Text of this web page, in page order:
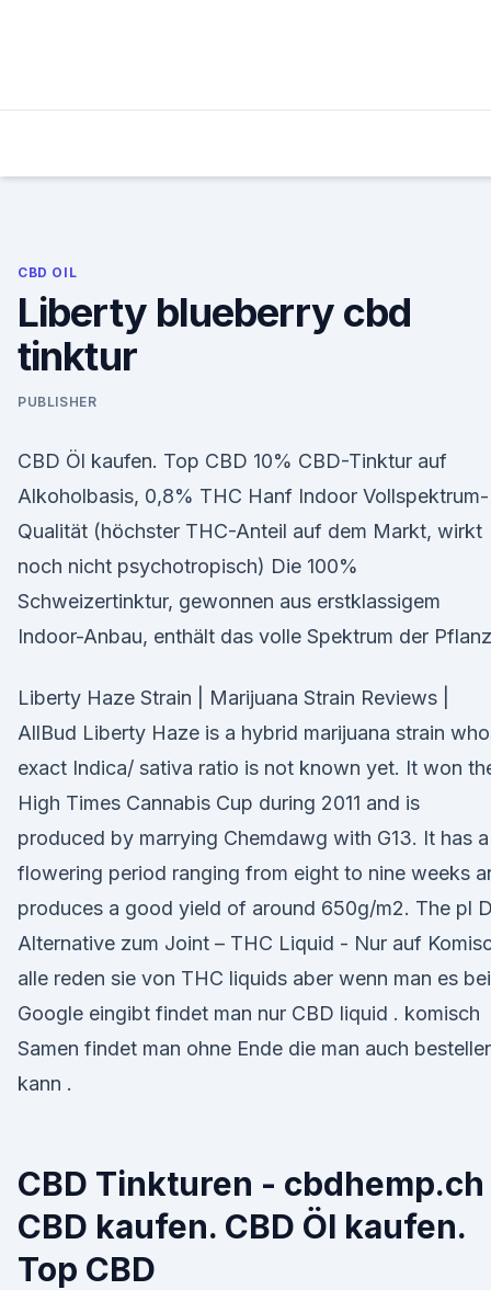
CBD OIL
Liberty blueberry cbd
tinktur
PUBLISHER
CBD Öl kaufen. Top CBD 10% CBD-Tinktur auf
Alkoholbasis, 0,8% THC Hanf Indoor Vollspektrum-
Qualität (höchster THC-Anteil auf dem Markt, wirkt
noch nicht psychotropisch) Die 100%
Schweizertinktur, gewonnen aus erstklassigem
Indoor-Anbau, enthält das volle Spektrum der
Liberty Haze Strain | Marijuana Strain Reviews |
AllBud Liberty Haze is a hybrid marijuana strain
exact Indica/ sativa ratio is not known yet. It won
High Times Cannabis Cup during 2011 and is
produced by marrying Chemdawg with G13. It has a
flowering period ranging from eight to nine weeks
produces a good yield of around 650g/m2. The pl
Alternative zum Joint – THC Liquid - Nur auf
alle reden sie von THC liquids aber wenn man es bei
Google eingibt findet man nur CBD liquid . komisch
Samen findet man ohne Ende die man auch
kann .
CBD Tinkturen - cbdhemp.ch
CBD kaufen. CBD Öl kaufen.
Top CBD